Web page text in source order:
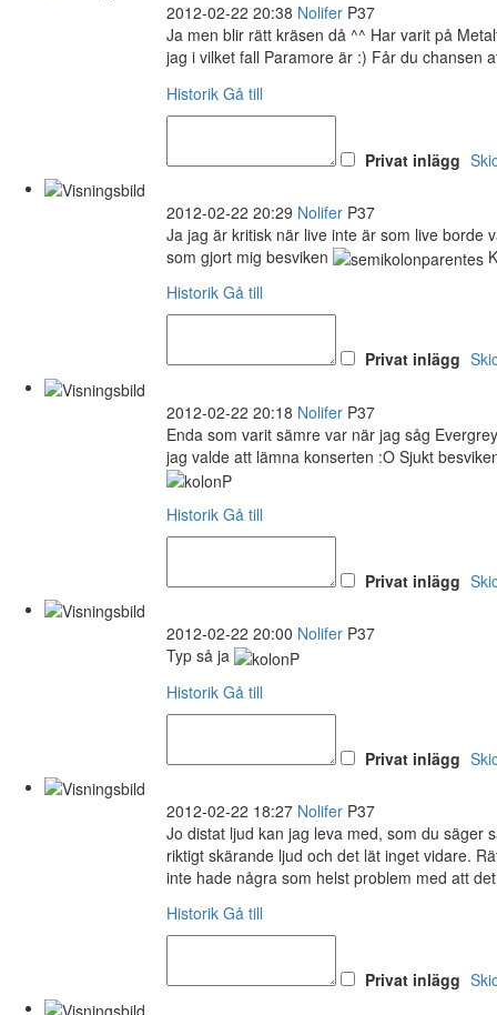
2012-02-22 20:38 Nolifer P37
Ja men blir rätt kräsen då ^^ Har varit på
jag i vilket fall Paramore är :) Får du chansen
Historik Gå till
Privat inlägg
2012-02-22 20:29 Nolifer P37
Ja jag är kritisk när live inte är som live borde
som gjort mig besviken
Historik Gå till
Privat inlägg
2012-02-22 20:18 Nolifer P37
Enda som varit sämre var när jag såg
jag valde att lämna konserten :O Sjukt
Historik Gå till
Privat inlägg
2012-02-22 20:00 Nolifer P37
Typ så ja
Historik Gå till
Privat inlägg
2012-02-22 18:27 Nolifer P37
Jo distat ljud kan jag leva med, som du säger
riktigt skärande ljud och det lät inget vidare.
inte hade några som helst problem med att
Historik Gå till
Privat inlägg